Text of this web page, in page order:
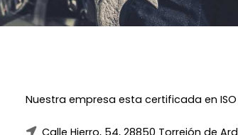
Nuestra empresa esta certificada en ISO
Calle Hierro, 54, 28850 Torrejón de